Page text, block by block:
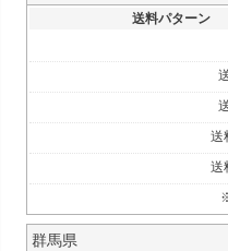
送料パターン
送
送
群馬県